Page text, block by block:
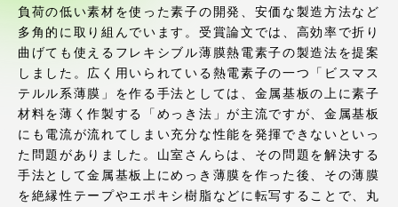
負荷の低い素材を使った素子の開発、安価な製造方法など
多角的に取り組んでいます。受賞論文では、高効率で折り
曲げても使えるフレキシブル薄膜熱電素子の製造法を提案
しました。広く用いられている熱電素子の一つ「ビスマス
テルル系薄膜」を作る手法としては、金属基板の上に素子
材料を薄く作製する「めっき法」が主流ですが、金属基板
にも電流が流れてしまい充分な性能を発揮できないといっ
た問題がありました。山室さんらは、その問題を解決する
手法として金属基板上にめっき薄膜を作った後、その薄膜
を絶縁性テープやエポキシ樹脂などに転写することで、丸
アクセス情報
品川キャンパス 湘南キャンパス